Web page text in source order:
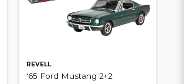
REVELL
'65 Ford Mustang 2+2